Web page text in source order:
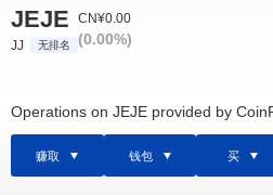
JEJE
JJ 无排名
CN¥0.00
(0.00%)
Operations on JEJE provided by
赚取 钱包 买